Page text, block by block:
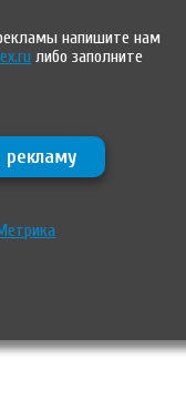
напишите нам
либо заполните
рекламу